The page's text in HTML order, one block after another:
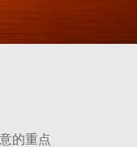
的重点